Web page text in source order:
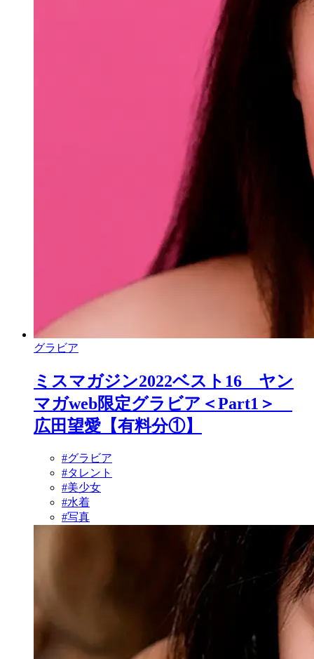
グラビア
ミスマガジン2022ベスト16 ヤン
マガweb限定グラビア＜Part1＞
広田望愛【有料分①】
#グラビア
#タレント
#美少女
#水着
#写真